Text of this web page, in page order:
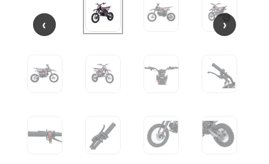
‹ ›
‹ ›